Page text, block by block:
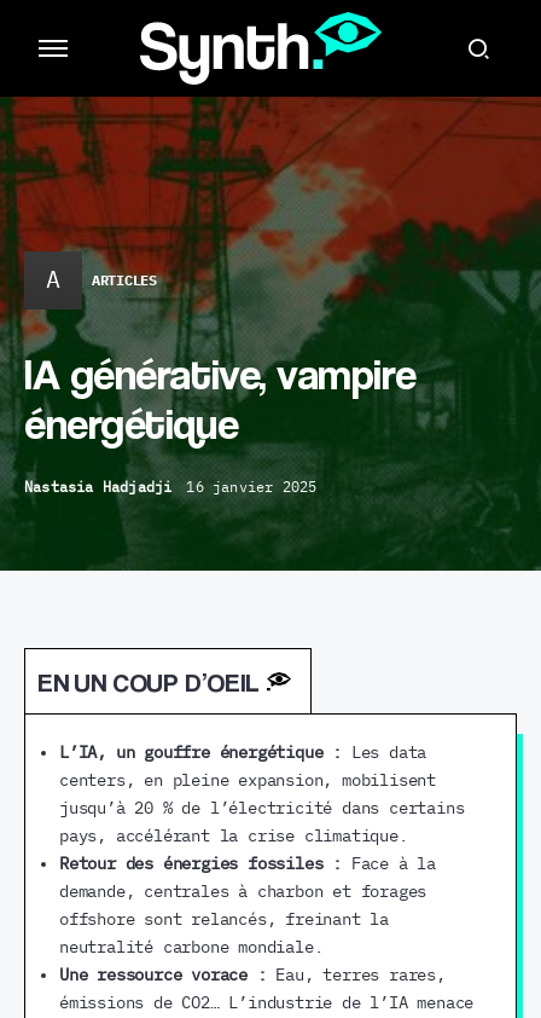
A ARTICLES
IA générative, vampire
énergétique
Nastasia Hadjadji 16 janvier 2025
EN UN COUP D’OEIL
L’IA, un gouffre énergétique :
Les data
centers, en pleine expansion, mobilisent
jusqu’à 20 % de l’électricité dans certains
pays, accélérant la crise climatique.
Retour des énergies fossiles :
Face à la
demande, centrales à charbon et forages
offshore sont relancés, freinant la
neutralité carbone mondiale.
Une ressource vorace :
Eau, terres rares,
émissions de CO2… L’industrie de l’IA menace